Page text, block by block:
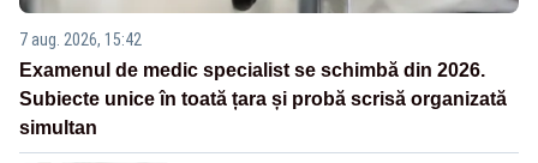
7 aug. 2026, 15:42
Examenul de medic specialist se schimbă din 2026.
Subiecte unice în toată țara și probă scrisă organizată
simultan